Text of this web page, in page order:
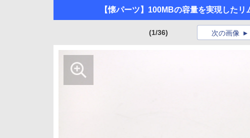
【懐パーツ】100MBの容量を実現した
(1/36) 次の画像